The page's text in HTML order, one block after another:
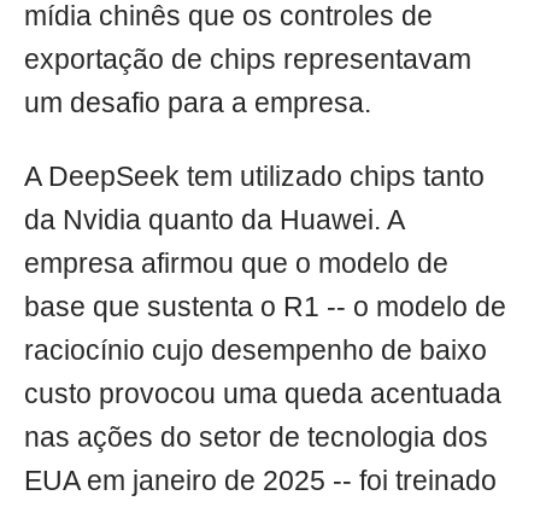
mídia chinês que os controles de
exportação de chips representavam
um desafio para a empresa.
A DeepSeek tem utilizado chips tanto
da Nvidia quanto da Huawei. A
empresa afirmou que o modelo de
base que sustenta o R1 -- o modelo de
raciocínio cujo desempenho de baixo
custo provocou uma queda acentuada
nas ações do setor de tecnologia dos
EUA em janeiro de 2025 -- foi treinado